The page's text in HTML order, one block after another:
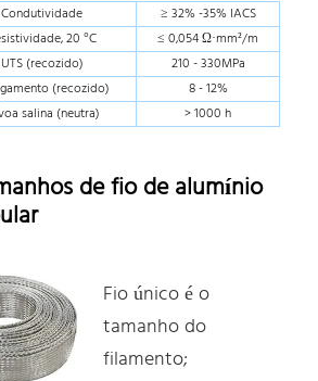
Condutividade
≥ 32% -35% IACS
20 °C
≤ 0,054 Ω·mm²/m
UTS (recozido)
210 - 330MPa
(recozido)
8 - 12%
salina (neutra)
> 1000 h
de fio de alumínio
Fio único é o
tamanho do
filamento;